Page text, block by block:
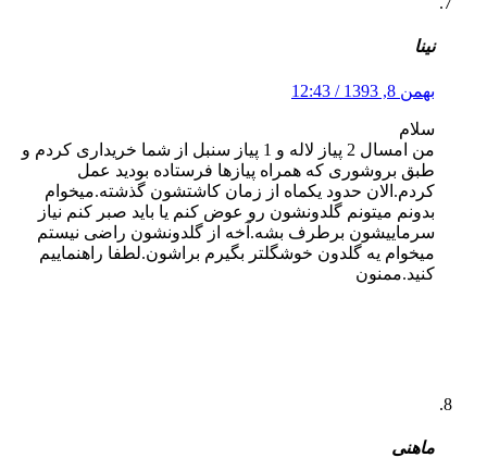
نینا
بهمن 8, 1393 / 12:43
سلام
من امسال 2 پیاز لاله و 1 پیاز سنبل از شما خریداری کردم و
طبق بروشوری که همراه پیازها فرستاده بودید عمل
کردم.الان حدود یکماه از زمان کاشتشون گذشته.میخوام
بدونم میتونم گلدونشون رو عوض کنم یا باید صبر کنم نیاز
سرماییشون برطرف بشه.آخه از گلدونشون راضی نیستم
میخوام یه گلدون خوشگلتر بگیرم براشون.لطفا راهنماییم
کنید.ممنون
ماهنی